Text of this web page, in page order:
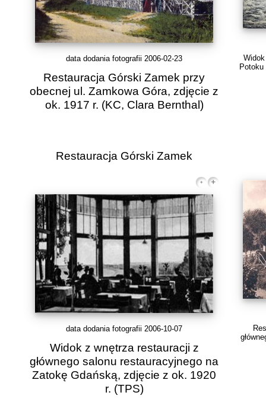
data dodania fotografii 2006-02-23
Restauracja Górski Zamek przy
obecnej ul. Zamkowa Góra, zdjęcie z
ok. 1917 r. (KC, Clara Bernthal)
Restauracja Górski Zamek
data dodania fotografii 2006-10-07
Widok z wnętrza restauracji z
głównego salonu restauracyjnego na
Zatokę Gdańską, zdjęcie z ok. 1920
r. (TPS)